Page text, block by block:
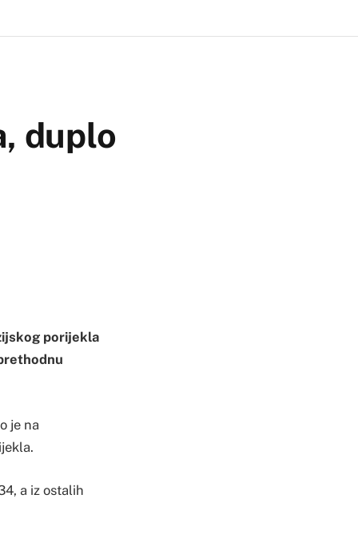
duplo
porijekla
je na
a iz ostalih